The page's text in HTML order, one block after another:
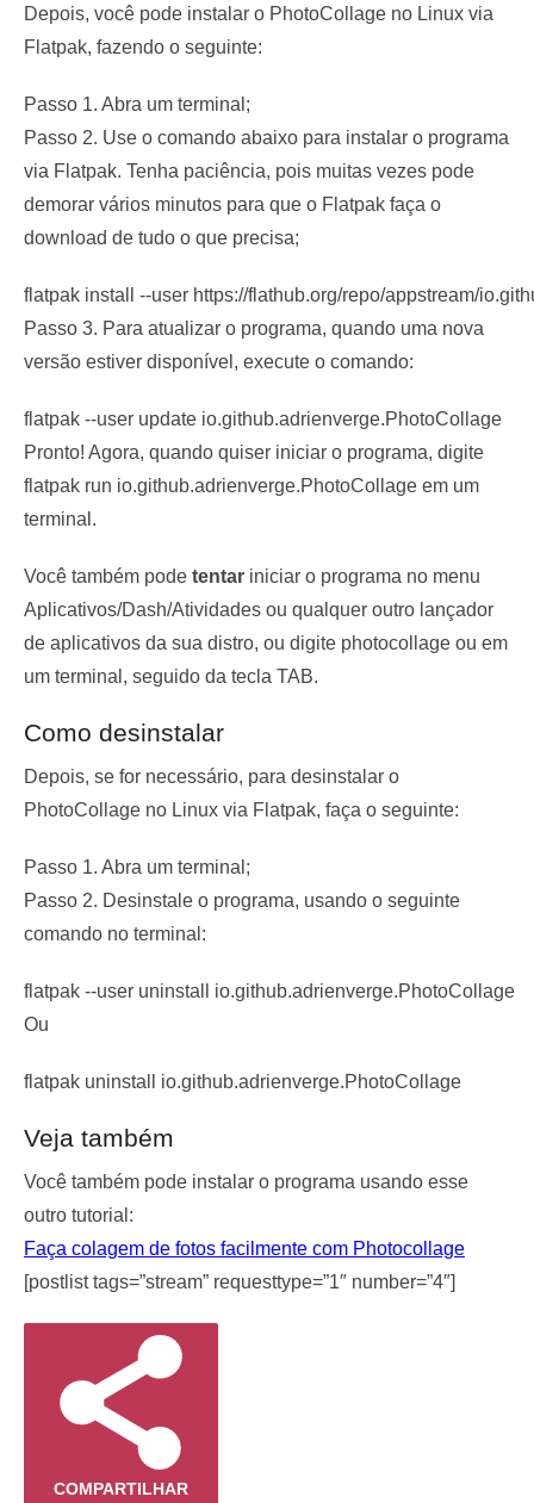
Depois, você pode instalar o PhotoCollage no Linux via
Flatpak, fazendo o seguinte:
Passo 1. Abra um terminal;
Passo 2. Use o comando abaixo para instalar o programa
via Flatpak. Tenha paciência, pois muitas vezes pode
demorar vários minutos para que o Flatpak faça o
download de tudo o que precisa;
flatpak install --user https://flathub.org/repo/appstream/
Passo 3. Para atualizar o programa, quando uma nova
versão estiver disponível, execute o comando:
flatpak --user update io.github.adrienverge.PhotoCollage
Pronto! Agora, quando quiser iniciar o programa, digite
flatpak run io.github.adrienverge.PhotoCollage em um
terminal.
Você também pode tentar iniciar o programa no menu
Aplicativos/Dash/Atividades ou qualquer outro lançador
de aplicativos da sua distro, ou digite photocollage ou em
um terminal, seguido da tecla TAB.
Como desinstalar
Depois, se for necessário, para desinstalar o
PhotoCollage no Linux via Flatpak, faça o seguinte:
Passo 1. Abra um terminal;
Passo 2. Desinstale o programa, usando o seguinte
comando no terminal:
flatpak --user uninstall io.github.adrienverge.PhotoCollage
Ou
flatpak uninstall io.github.adrienverge.PhotoCollage
Veja também
Você também pode instalar o programa usando esse
outro tutorial:
Faça colagem de fotos facilmente com Photocollage
[postlist tags=”stream” requesttype=”1″ number=”4″]
COMPARTILHAR